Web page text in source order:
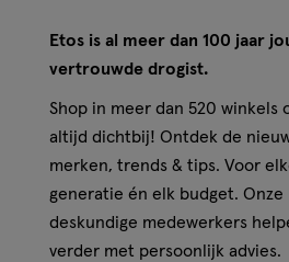
Etos is al meer dan 100 jaar
vertrouwde drogist.
Shop in meer dan 520 winkels
altijd dichtbij! Ontdek de
merken, trends & tips. Voor
generatie én elk budget. Onze
deskundige medewerkers
verder met persoonlijk advies.